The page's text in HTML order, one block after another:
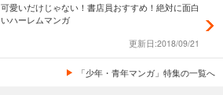
可愛いだけじゃない！書店員おすすめ！絶対に面白
いハーレムマンガ
更新日:2018/09/21
「少年・青年マンガ」特集の一覧へ